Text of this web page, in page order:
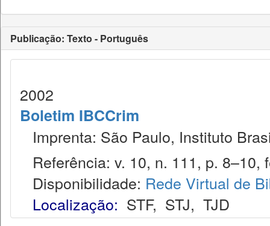
Publicação: Texto - Português
2002
Boletim IBCCrim
Imprenta: São Paulo, Instituto
Referência: v. 10, n. 111, p. 8–10,
Disponibilidade: Rede Virtual de
Localização: STF, STJ, TJD